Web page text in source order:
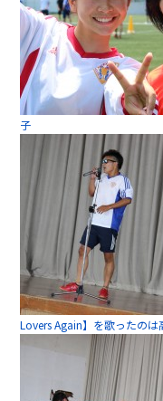
子
Lovers Again】を歌ったのは